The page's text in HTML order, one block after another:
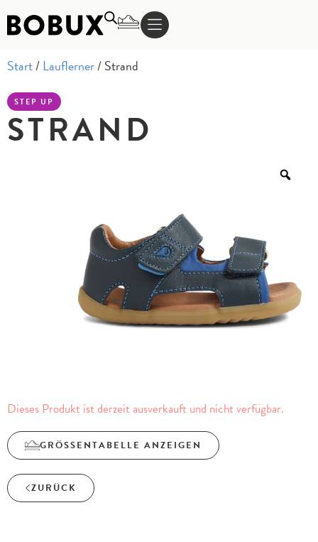
Start/Lauflerner/ Strand
STEP UP
STRAND
Dieses Produkt ist derzeit ausverkauft und nicht verfügbar.
GRÖSSENTABELLE ANZEIGEN
ZURÜCK